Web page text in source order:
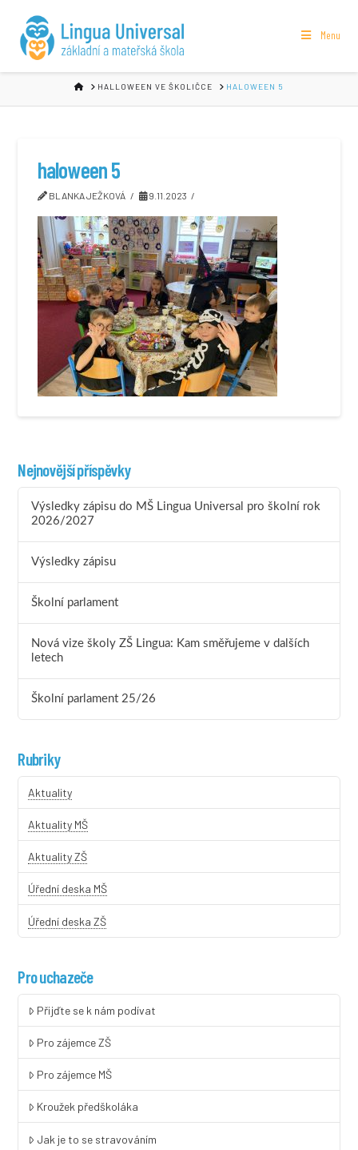
Menu
HOMEHALLOWEEN VE ŠKOLIČCE HALOWEEN 5
haloween 5
BLANKA JEŽKOVÁ 9.11.2023
Nejnovější příspěvky
Výsledky zápisu do MŠ Lingua Universal pro školní rok
2026/2027
Výsledky zápisu
Školní parlament
Nová vize školy ZŠ Lingua: Kam směřujeme v dalších
letech
Školní parlament 25/26
Rubriky
Aktuality
Aktuality MŠ
Aktuality ZŠ
Úřední deska MŠ
Úřední deska ZŠ
Pro uchazeče
Přijďte se k nám podívat
Pro zájemce ZŠ
Pro zájemce MŠ
Kroužek předškoláka
Jak je to se stravováním